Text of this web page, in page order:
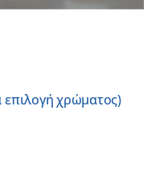
επιλογή χρώματος)